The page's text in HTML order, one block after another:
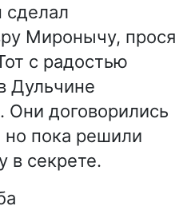
Миронычу, прося
с радостью
Дульчине
договорились
но пока решили
в секрете.